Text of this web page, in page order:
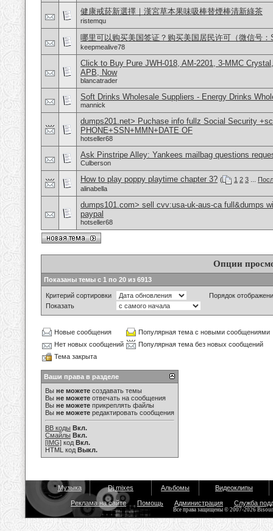
健康戒菸新選擇｜漢宮草本果味吸棒替煙棒清新綠茶
ristemqu
哪里可以购买美国签证？购买美国居民许可（微信号：
keepmealive78
Click to Buy Pure JWH-018, AM-2201, 3-MMC
APB, Now
blancatrader
Soft Drinks Wholesale Suppliers - Energy Drinks
mannick
dumps201.net> Puchase info fullz Social Security
PHONE+SSN+MMN+DATE OF
hotseller68
Ask Pinstripe Alley: Yankees mailbag questions
Culberson
How to play poppy playtime chapter 3? ( 1 2 3
alinabella
dumps101.com> sell cvv:usa-uk-aus-ca full&dumps
paypal
hotseller68
Опции
Показаны темы с 1 по 20 из 6913
Критерий сортировки
Порядок
Показать
Новые сообщения
Популярная тема с новыми сообщениями
Нет новых сообщений
Популярная тема без новых сообщений
Тема закрыта
Ваши права в разделе
Вы не можете создавать темы
Вы не можете отвечать на сообщения
Вы не можете прикреплять файлы
Вы не можете редактировать сообщения
BB коды Вкл.
Смайлы Вкл.
[IMG] код Вкл.
HTML код Выкл.
Музыка Dj mixes Альбомы Видеоклипы
Реклама на сайте Помощь Администрация Служба
Все права защищены © 2007-2026